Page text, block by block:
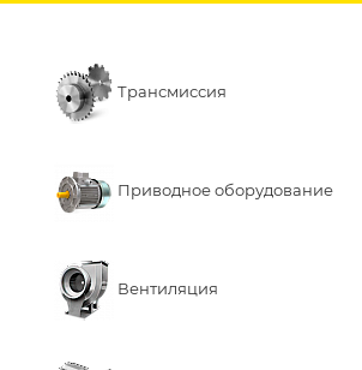
Трансмиссия
Приводное оборудование
Вентиляция